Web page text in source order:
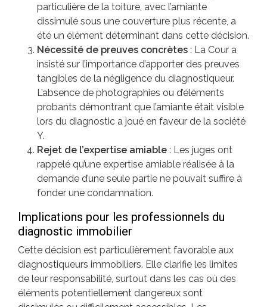
particulière de la toiture, avec l’amiante
dissimulé sous une couverture plus récente, a
été un élément déterminant dans cette décision.
Nécessité de preuves concrètes : La Cour a
insisté sur l’importance d’apporter des preuves
tangibles de la négligence du diagnostiqueur.
L’absence de photographies ou d’éléments
probants démontrant que l’amiante était visible
lors du diagnostic a joué en faveur de la société
Y.
Rejet de l’expertise amiable : Les juges ont
rappelé qu’une expertise amiable réalisée à la
demande d’une seule partie ne pouvait suffire à
fonder une condamnation.
Implications pour les professionnels du
diagnostic immobilier
Cette décision est particulièrement favorable aux
diagnostiqueurs immobiliers. Elle clarifie les limites
de leur responsabilité, surtout dans les cas où des
éléments potentiellement dangereux sont
Méta
Connexion
Flux des publications
Flux des commentaires
Site de WordPress-FR
Pages et Articles Phares
BARÈME INDICATIF DES HONORAIRES
Cabinet de Maître Emmanuel BEUCHER avocat au Barreau de Senlis
LISTE DES VENTES AUX ENCHÈRES AU TRIBUNAL JUDICIAIRE DE
SENLIS (saisies)
CONDITIONS POUR ENCHERIR
LE CABINET
PLANS D'ACCES
Les avocats à travers l’histoire
NOTRE STRUCTURE
DOMAINES D'INTERVENTION